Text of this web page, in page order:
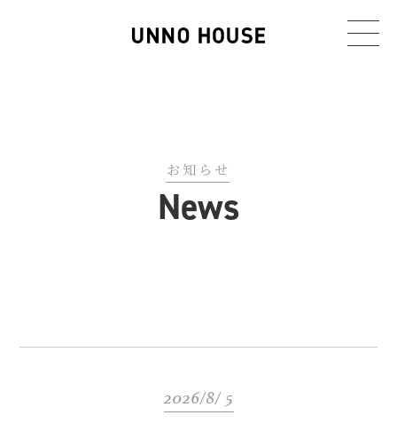
お知らせ
News
2026/8/ 5